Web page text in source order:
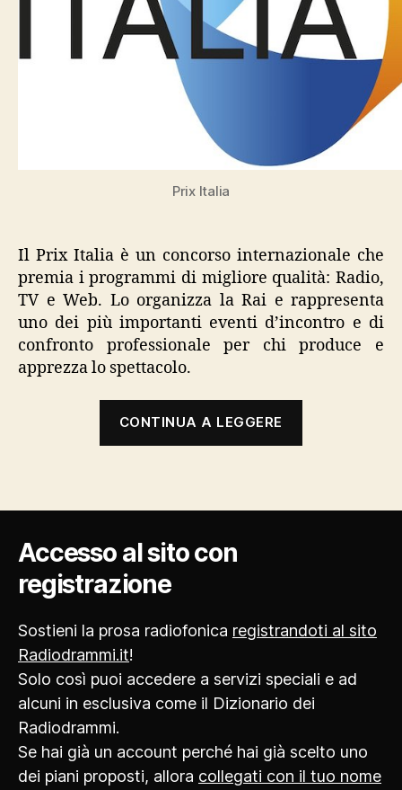
Prix Italia
Il Prix Italia è un concorso internazionale che
premia i programmi di migliore qualità: Radio,
TV e Web. Lo organizza la Rai e rappresenta
uno dei più importanti eventi d’incontro e di
confronto professionale per chi produce e
apprezza lo spettacolo.
CONTINUA A LEGGERE
Accesso al sito con
registrazione
Sostieni la prosa radiofonica registrandoti al sito
Radiodrammi.it!
Solo così puoi accedere a servizi speciali e ad
alcuni in esclusiva come il Dizionario dei
Radiodrammi.
Se hai già un account perché hai già scelto uno
dei piani proposti, allora collegati con il tuo nome